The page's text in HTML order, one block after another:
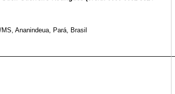
Ananindeua, Pará, Brasil